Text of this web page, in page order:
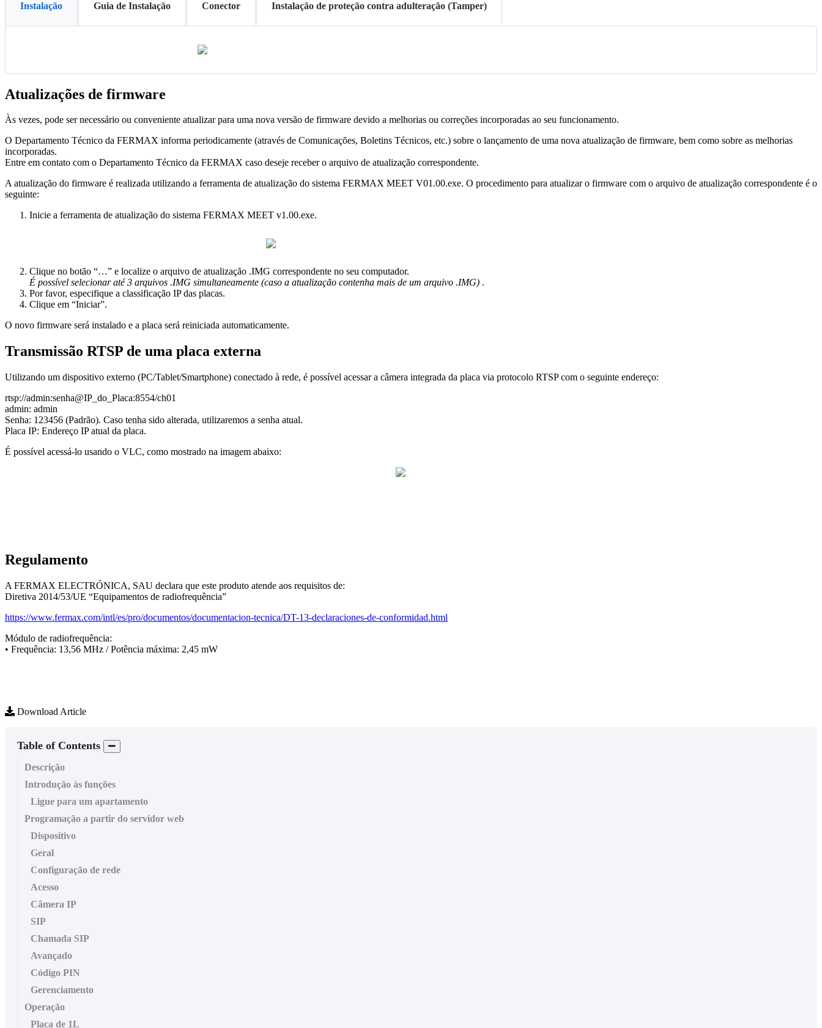
Instalação Guia de Instalação Conector Instalação de proteção contra adulteração (Tamper)
Atualizações de firmware
Às vezes, pode ser necessário ou conveniente atualizar para uma nova versão de firmware devido a melhorias ou correções incorporadas ao seu funcionamento.
O Departamento Técnico da FERMAX informa periodicamente (através de Comunicações, Boletins Técnicos, etc.) sobre o lançamento de uma nova atualização de firmware, bem como sobre as melhorias
incorporadas.
Entre em contato com o Departamento Técnico da FERMAX caso deseje receber o arquivo de atualização correspondente.
A atualização do firmware é realizada utilizando a ferramenta de atualização do sistema FERMAX MEET V01.00.exe. O procedimento para atualizar o firmware com o arquivo de atualização correspondente é o
seguinte:
Inicie a ferramenta de atualização do sistema FERMAX MEET v1.00.exe.
Clique no botão “…” e localize o arquivo de atualização .IMG correspondente no seu computador.
É possível selecionar até 3 arquivos .IMG simultaneamente (caso a atualização contenha mais de um arquivo .IMG) .
Por favor, especifique a classificação IP das placas.
Clique em “Iniciar”.
O novo firmware será instalado e a placa será reiniciada automaticamente.
Transmissão RTSP de uma placa externa
Utilizando um dispositivo externo (PC/Tablet/Smartphone) conectado à rede, é possível acessar a câmera integrada da placa via protocolo RTSP com o seguinte endereço:
rtsp://admin:senha@IP_do_Placa:8554/ch01
admin: admin
Senha: 123456 (Padrão). Caso tenha sido alterada, utilizaremos a senha atual.
Placa IP: Endereço IP atual da placa.
É possível acessá-lo usando o VLC, como mostrado na imagem abaixo:
Regulamento
A FERMAX ELECTRÓNICA, SAU declara que este produto atende aos requisitos de:
Diretiva 2014/53/UE “Equipamentos de radiofrequência”
https://www.fermax.com/intl/es/pro/documentos/documentacion-tecnica/DT-13-declaraciones-de-conformidad.html
Módulo de radiofrequência:
• Frequência: 13,56 MHz / Potência máxima: 2,45 mW
Download Article
Table of Contents
Descrição
Introdução às funções
Ligue para um apartamento
Programação a partir do servidor web
Dispositivo
Geral
Configuração de rede
Acesso
Câmera IP
SIP
Chamada SIP
Avançado
Código PIN
Gerenciamento
Operação
Placa de 1L